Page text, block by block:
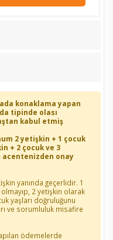
konaklama yapan
tipinde olası
kabul etmiş
2 yetişkin + 1 çocuk
+ 2 çocuk ve 3
onay
yanında geçerlidir. 1
2 yetişkin olarak
yaşları doğruluğunu
ve sorumluluk misafire
ödemelerde